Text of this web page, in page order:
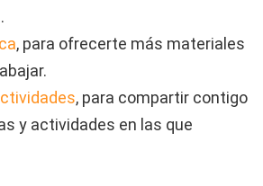
, para ofrecerte más materiales
, para compartir contigo
y actividades en las que